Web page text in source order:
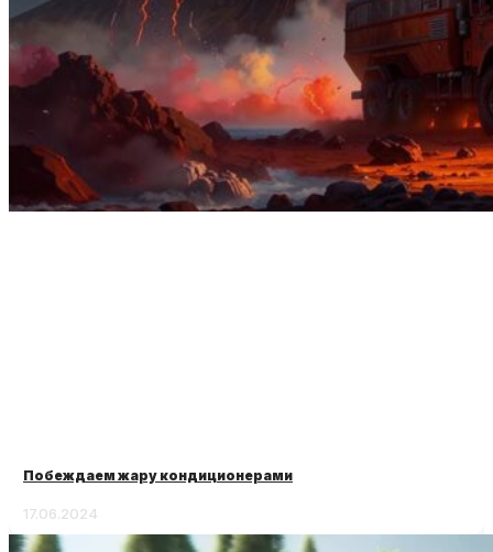
Побеждаем жару кондиционерами
17.06.2024